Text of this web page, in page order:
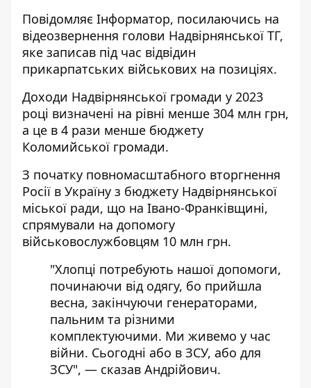
Повідомляє Інформатор, посилаючись на
відеозвернення голови Надвірнянської ТГ,
яке записав під час відвідин
прикарпатських військових на позиціях.
Доходи Надвірнянської громади у 2023
році визначені на рівні менше 304 млн грн,
а це в 4 рази менше бюджету
Коломийської громади.
З початку повномасштабного вторгнення
Росії в Україну з бюджету Надвірнянської
міської ради, що на Івано-Франківщині,
спрямували на допомогу
військовослужбовцям 10 млн грн.
"Хлопці потребують нашої допомоги,
починаючи від одягу, бо прийшла
весна, закінчуючи генераторами,
пальним та різними
комплектуючими. Ми живемо у час
війни. Сьогодні або в ЗСУ, або для
ЗСУ", — сказав Андрійович.